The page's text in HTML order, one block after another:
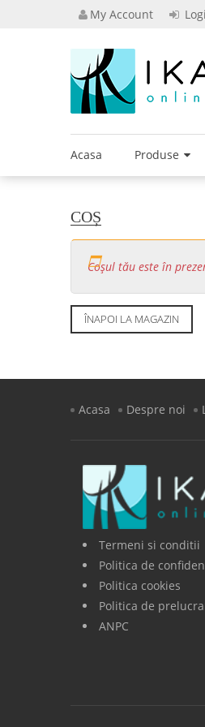
My Account
Acasa Produse
COȘ
Coșul tău este în
ÎNAPOI LA MAGAZIN
Acasa Despre noi
Termeni si conditii
Politica de
Politica cookies
Politica de
ANPC